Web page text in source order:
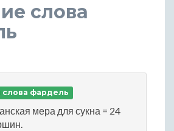
слова
фардель
мера для сукна = 24